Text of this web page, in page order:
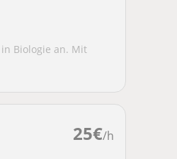
Biologie an. Mit
25€/h